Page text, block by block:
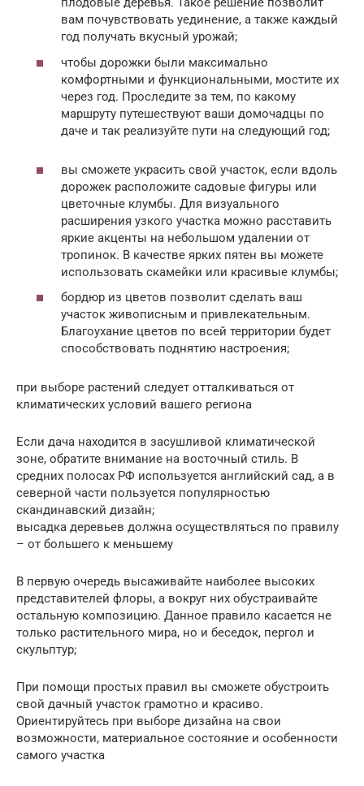
вам почувствовать уединение, а также каждый
год получать вкусный урожай;
чтобы дорожки были максимально
комфортными и функциональными, мостите их
через год. Проследите за тем, по какому
маршруту путешествуют ваши домочадцы по
даче и так реализуйте пути на следующий год;
вы сможете украсить свой участок, если вдоль
дорожек расположите садовые фигуры или
цветочные клумбы. Для визуального
расширения узкого участка можно расставить
яркие акценты на небольшом удалении от
тропинок. В качестве ярких пятен вы можете
использовать скамейки или красивые клумбы;
бордюр из цветов позволит сделать ваш
участок живописным и привлекательным.
Благоухание цветов по всей территории будет
способствовать поднятию настроения;
при выборе растений следует отталкиваться от
климатических условий вашего региона
Если дача находится в засушливой климатической
зоне, обратите внимание на восточный стиль. В
средних полосах РФ используется английский сад, а в
северной части пользуется популярностью
скандинавский дизайн;
высадка деревьев должна осуществляться по правилу
– от большего к меньшему
В первую очередь высаживайте наиболее высоких
представителей флоры, а вокруг них обустраивайте
остальную композицию. Данное правило касается не
только растительного мира, но и беседок, пергол и
скульптур;
При помощи простых правил вы сможете обустроить
свой дачный участок грамотно и красиво.
Ориентируйтесь при выборе дизайна на свои
возможности, материальное состояние и особенности
самого участка